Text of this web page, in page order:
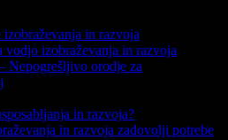
in razvoja
vodjo izobraževanja in razvoja
orodje za
in razvoja?
in razvoja zadovolji potrebe